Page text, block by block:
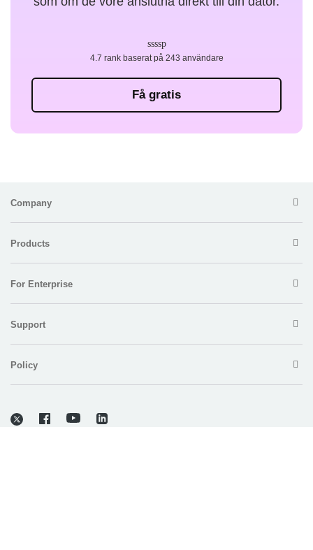
Få gratis
4.7 rank baserat på 243 användare
Company
Products
For Enterprise
Support
Policy